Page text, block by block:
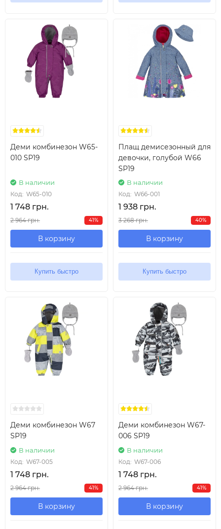
Деми комбинезон W65-
010 SP19
В наличии
Код: W65-010
1 748 грн.
2 964 грн. 41%
В корзину
Купить быстро
Плащ демисезонный для
девочки, голубой W66
SP19
В наличии
Код: W66-001
1 938 грн.
3 268 грн. 40%
В корзину
Купить быстро
Деми комбинезон W67
SP19
В наличии
Код: W67-005
1 748 грн.
2 964 грн. 41%
В корзину
Деми комбинезон W67-
006 SP19
В наличии
Код: W67-006
1 748 грн.
2 964 грн. 41%
В корзину